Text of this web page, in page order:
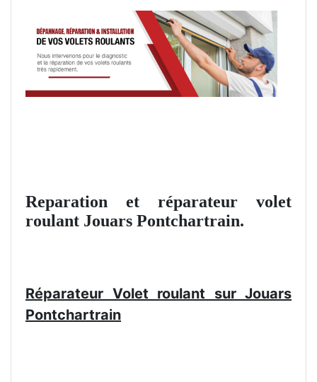
Reparation et réparateur volet
roulant Jouars Pontchartrain.
Réparateur Volet roulant sur Jouars
Pontchartrain